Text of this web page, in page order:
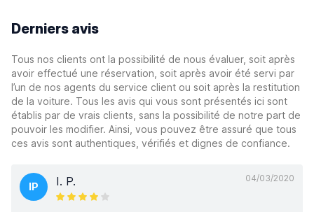
Derniers avis
Tous nos clients ont la possibilité de nous évaluer, soit après
avoir effectué une réservation, soit après avoir été servi par
l’un de nos agents du service client ou soit après la restitution
de la voiture. Tous les avis qui vous sont présentés ici sont
établis par de vrais clients, sans la possibilité de notre part de
pouvoir les modifier. Ainsi, vous pouvez être assuré que tous
ces avis sont authentiques, vérifiés et dignes de confiance.
04/03/2020
IP I. P.